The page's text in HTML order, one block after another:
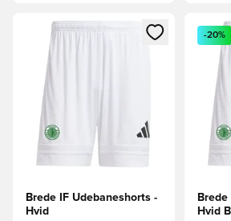
Åbner en Modal til at logge ind eller
Brede IF Udebaneshorts -
Hvid
-20%
Hvid